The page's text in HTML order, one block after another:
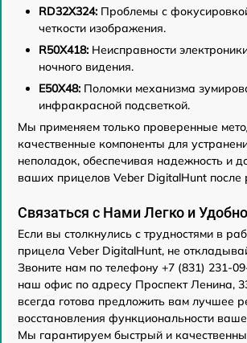
RD32X324: Проблемы с
четкости изображения.
R50X418: Неисправности
ночного видения.
E50X48: Поломки механизма
инфракрасной подсветкой.
Мы применяем только проверенные
качественные компоненты для
неполадок, обеспечивая надежность и
ваших прицелов Veber DigitalHunt после
Связаться с Нами Легко и Удобно
Если вы столкнулись с трудностями в
прицела Veber DigitalHunt, не
Звоните нам по телефону +7 (831) 231-
наш офис по адресу Проспект Ленина,
всегда готова предложить вам лучшее
восстановления функциональности
Мы гарантируем быстрый и